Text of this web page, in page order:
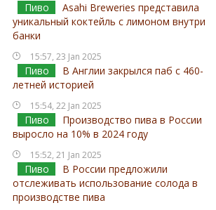
Пиво
Asahi Breweries представила
уникальный коктейль с лимоном внутри
банки
15:57, 23 Jan 2025
Пиво
В Англии закрылся паб с 460-
летней историей
15:54, 22 Jan 2025
Пиво
Производство пива в России
выросло на 10% в 2024 году
15:52, 21 Jan 2025
Пиво
В России предложили
отслеживать использование солода в
производстве пива